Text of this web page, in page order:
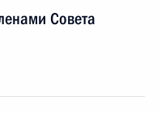
Совета